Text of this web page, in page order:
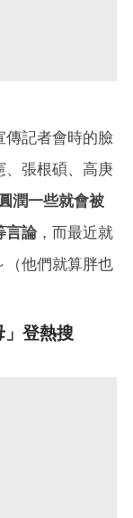
傳記者會時的臉
、張根碩、高庚
潤一些就會被
言論，而最近就
（他們就算胖也
」登熱搜